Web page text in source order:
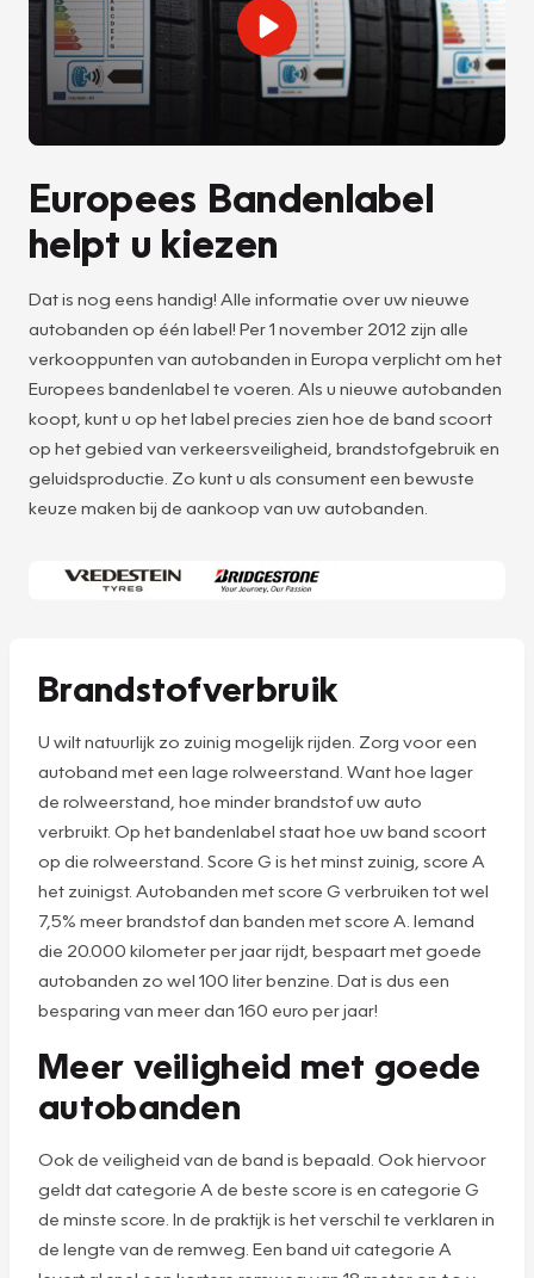
Europees Bandenlabel
helpt u kiezen
Dat is nog eens handig! Alle informatie over uw nieuwe
autobanden op één label! Per 1 november 2012 zijn alle
verkooppunten van autobanden in Europa verplicht om het
Europees bandenlabel te voeren. Als u nieuwe autobanden
koopt, kunt u op het label precies zien hoe de band scoort
op het gebied van verkeersveiligheid, brandstofgebruik en
geluidsproductie. Zo kunt u als consument een bewuste
keuze maken bij de aankoop van uw autobanden.
Brandstofverbruik
U wilt natuurlijk zo zuinig mogelijk rijden. Zorg voor een
autoband met een lage rolweerstand. Want hoe lager
de rolweerstand, hoe minder brandstof uw auto
verbruikt. Op het bandenlabel staat hoe uw band scoort
op die rolweerstand. Score G is het minst zuinig, score A
het zuinigst. Autobanden met score G verbruiken tot wel
7,5% meer brandstof dan banden met score A. Iemand
die 20.000 kilometer per jaar rijdt, bespaart met goede
autobanden zo wel 100 liter benzine. Dat is dus een
besparing van meer dan 160 euro per jaar!
Meer veiligheid met goede
autobanden
Ook de veiligheid van de band is bepaald. Ook hiervoor
geldt dat categorie A de beste score is en categorie G
de minste score. In de praktijk is het verschil te verklaren in
de lengte van de remweg. Een band uit categorie A